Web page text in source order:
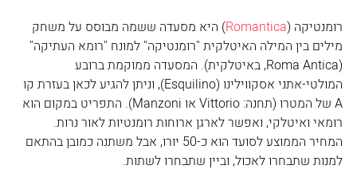
רומנטיקה (Romantica) היא מסעדה ששמה מבוסס על משחק
מילים בין המילה האיטלקית "רומנטיקה" למונח "רומא העתיקה"
(Roma Antica, באיטלקית). המסעדה ממוקמת ברובע
המולטי-אתני אסקווילינו (Esquilino), וניתן להגיע לכאן בעזרת קו
A של המטרו (תחנה: Vittorio או Manzoni). התפריט במקום הוא
רומאי ואיטלקי, ואפשר לארגן ארוחות רומנטיות לאור נרות.
המחיר הממוצע לסועד הוא כ-50 יורו, אבל משתנה כמובן בהתאם
למנות שתבחרו לאכול, וביין שתבחרו לשתות.